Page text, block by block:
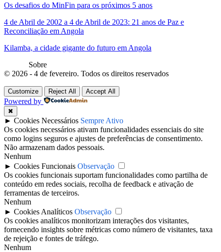
Os desafios do MinFin para os próximos 5 anos
4 de Abril de 2002 a 4 de Abril de 2023: 21 anos de Paz e
Reconciliação em Angola
Kilamba, a cidade gigante do futuro em Angola
Sobre
© 2026 - 4 de fevereiro. Todos os direitos reservados
Customize Reject All Accept All
Powered by
✖
► Cookies Necessários Sempre Ativo
Os cookies necessários ativam funcionalidades essenciais do site
como logins seguros e ajustes de preferências de consentimento.
Não armazenam dados pessoais.
Nenhum
► Cookies Funcionais Observação
Os cookies funcionais suportam funcionalidades como partilha de
conteúdo em redes sociais, recolha de feedback e ativação de
ferramentas de terceiros.
Nenhum
► Cookies Analíticos Observação
Os cookies analíticos monitorizam interações dos visitantes,
fornecendo insights sobre métricas como número de visitantes, taxa
de rejeição e fontes de tráfego.
Nenhum